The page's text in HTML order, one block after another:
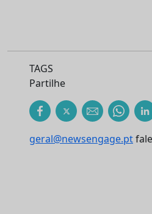
TAGS
Partilhe
geral@newsengage.pt